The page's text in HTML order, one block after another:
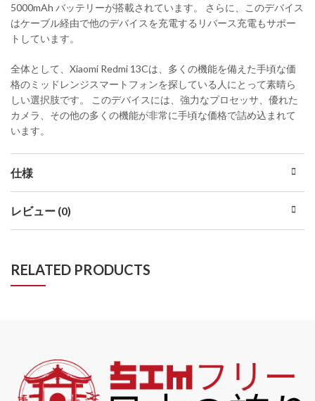
5000mAh バッテリーが搭載されています。 さらに、このデバイス
はケーブル経由で他のデバイスを充電するリバース充電もサポー
トしています。
全体として、Xiaomi Redmi 13Cは、多くの機能を備えた手頃な価
格のミッドレンジスマートフォンを探している人にとって素晴ら
しい選択肢です。 このデバイスには、強力なプロセッサ、優れた
カメラ、その他の多くの機能が非常に手頃な価格で詰め込まれて
います。
仕様
レビュー (0)
RELATED PRODUCTS